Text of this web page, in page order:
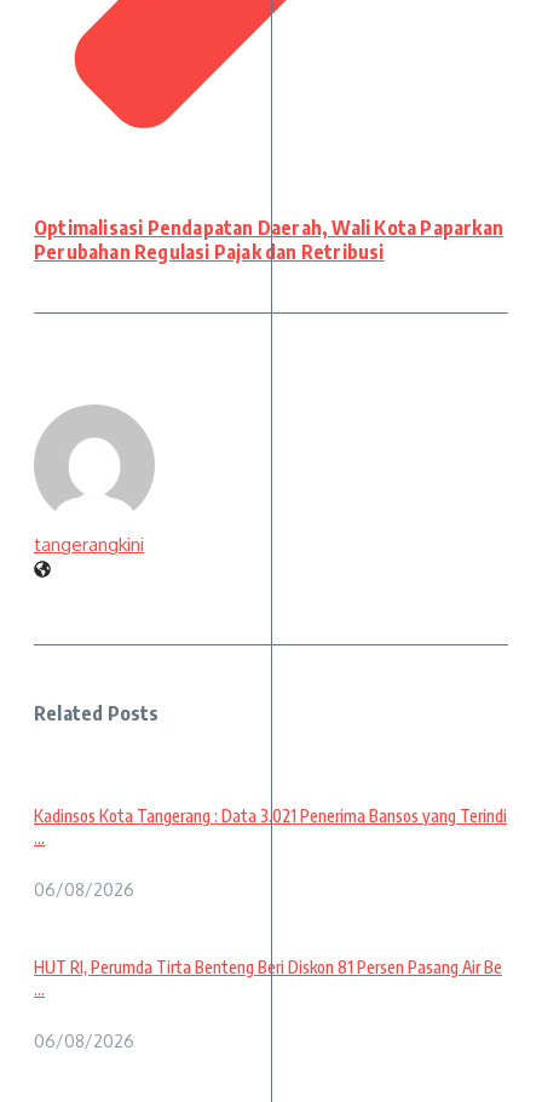
Optimalisasi Pendapatan Daerah, Wali Kota Paparkan
Perubahan Regulasi Pajak dan Retribusi
tangerangkini
Related Posts
Kadinsos Kota Tangerang : Data 3.021 Penerima Bansos yang Terindi
...
06/08/2026
HUT RI, Perumda Tirta Benteng Beri Diskon 81 Persen Pasang Air Be
...
06/08/2026